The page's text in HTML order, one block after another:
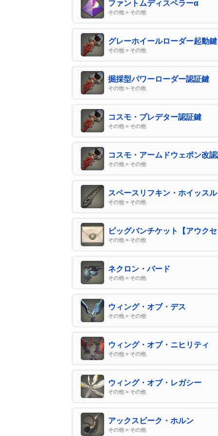
ファントムディスペラーα
その他 > その他
グレーホイールローダー起動鍵
その他 > その他
掘採型パワーローダー認証鍵
その他 > その他
コスモ・プレデター認証鍵
その他 > その他
コスモ・アームドウェポン改
その他 > その他
スペースリフキン・ホイッスル
その他 > その他
ビッグバンチケット【アウク
その他 > その他
ネクロン・バード
その他 > その他
ウィング・オブ・デス
その他 > その他
ウィング・オブ・ニヒリティ
その他 > その他
ウィング・オブ・レガシー
その他 > その他
アックスビーク・ホルン
その他 > その他